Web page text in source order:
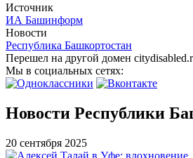
Источник
ИА Башинформ
Новости
Республика Башкортостан
Перешел на другой домен
Мы в социальных сетях:
Новости Республики
20 сентября 2025